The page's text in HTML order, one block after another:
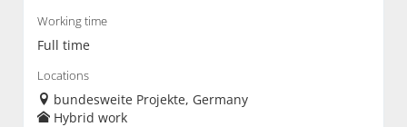
Working time
Full time
Locations
bundesweite Projekte, Germany
Hybrid work